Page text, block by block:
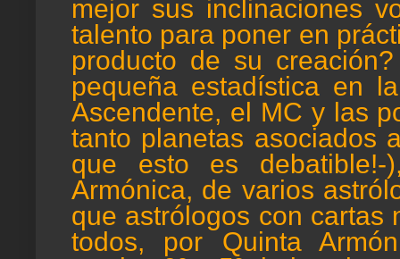
mejor sus inclinaciones
talento para poner en
producto de su
pequeña estadística en
Ascendente, el MC y las
tanto planetas asociados
que esto es
Armónica, de varios
que astrólogos con cartas
todos, por Quinta